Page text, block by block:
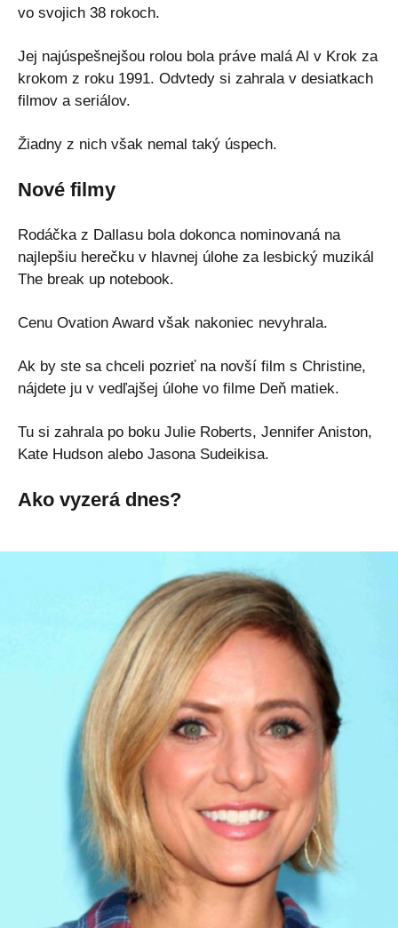
vo svojich 38 rokoch.
Jej najúspešnejšou rolou bola práve malá Al v Krok za
krokom z roku 1991. Odvtedy si zahrala v desiatkach
filmov a seriálov.
Žiadny z nich však nemal taký úspech.
Nové filmy
Rodáčka z Dallasu bola dokonca nominovaná na
najlepšiu herečku v hlavnej úlohe za lesbický muzikál
The break up notebook.
Cenu Ovation Award však nakoniec nevyhrala.
Ak by ste sa chceli pozrieť na novší film s Christine,
nájdete ju v vedľajšej úlohe vo filme Deň matiek.
Tu si zahrala po boku Julie Roberts, Jennifer Aniston,
Kate Hudson alebo Jasona Sudeikisa.
Ako vyzerá dnes?